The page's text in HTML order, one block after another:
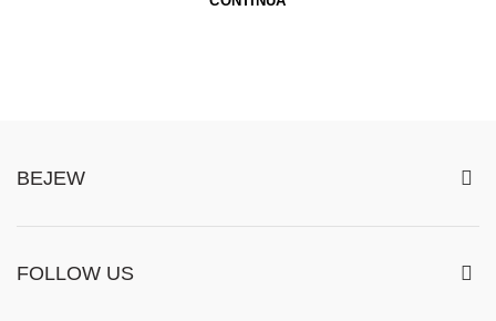
BEJEW
FOLLOW US